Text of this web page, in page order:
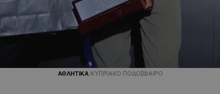
ΑΘΛΗΤΙΚΑ ΚΥΠΡΙΑΚΟ ΠΟΔΟΣΦΑΙΡΟ